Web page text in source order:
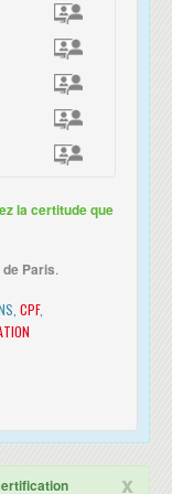
(Business
de 14 participants.
la certitude que
Paris.
CPF,
x